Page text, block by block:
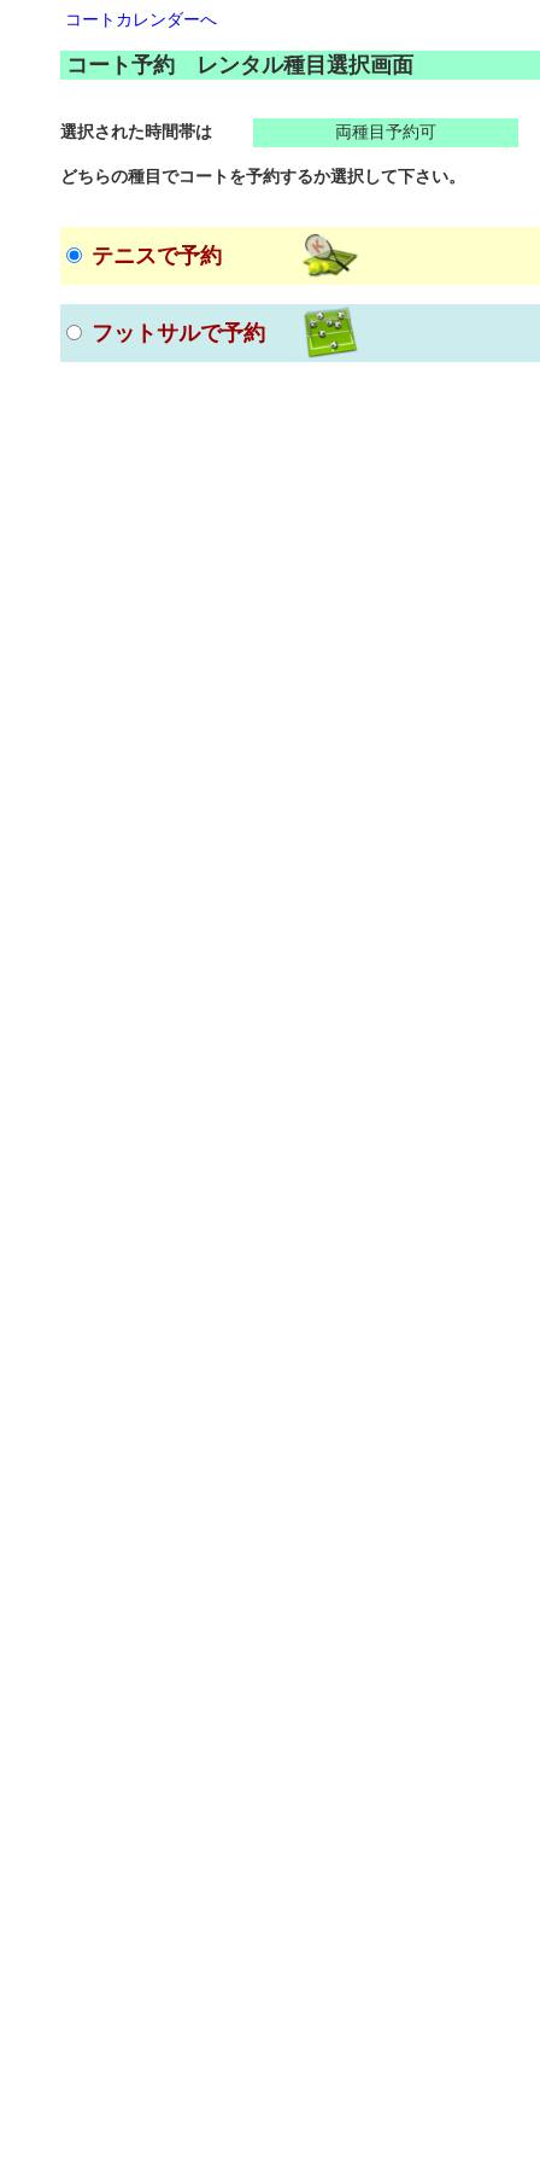
コートカレンダーへ
コート予約 レンタル種目選択画面
選択された時間帯は 両種目予約可
どちらの種目でコートを予約するか選択して下さい。
テニスで予約
フットサルで予約